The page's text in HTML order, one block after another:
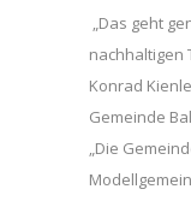
„Das geht
nachhaltigen
Konrad
Gemeinde
„Die